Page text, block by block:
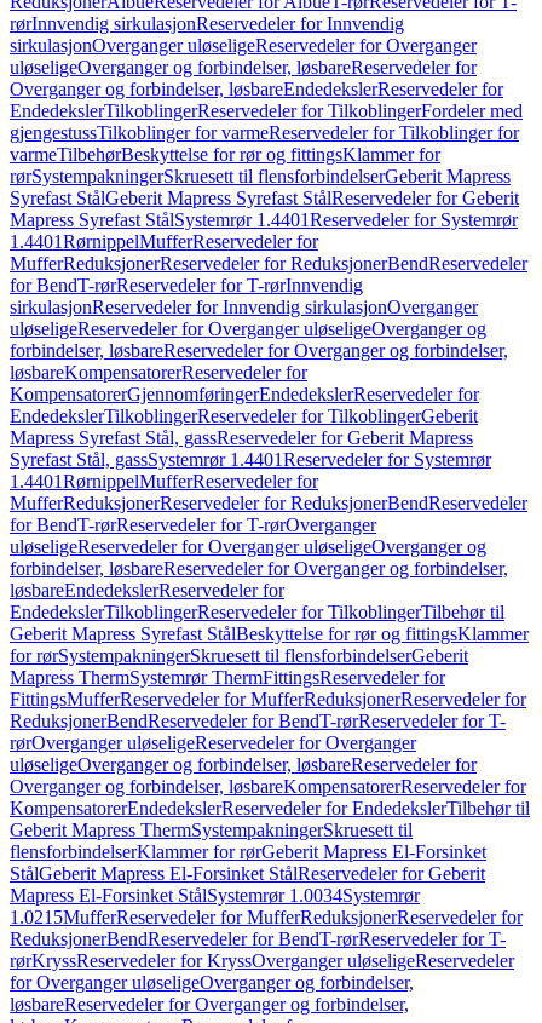
rørInnvendig sirkulasjonReservedeler for Innvendig
sirkulasjonOverganger uløseligeReservedeler for Overganger
uløseligeOverganger og forbindelser, løsbareReservedeler for
Overganger og forbindelser, løsbareEndedekslerReservedeler for
EndedekslerTilkoblingerReservedeler for TilkoblingerFordeler med
gjengestussTilkoblinger for varmeReservedeler for Tilkoblinger for
varmeTilbehørBeskyttelse for rør og fittingsKlammer for
rørSystempakningerSkruesett til flensforbindelserGeberit Mapress
Syrefast StålGeberit Mapress Syrefast StålReservedeler for Geberit
Mapress Syrefast StålSystemrør 1.4401Reservedeler for Systemrør
1.4401RørnippelMufferReservedeler for
MufferReduksjonerReservedeler for ReduksjonerBendReservedeler
for BendT-rørReservedeler for T-rørInnvendig
sirkulasjonReservedeler for Innvendig sirkulasjonOverganger
uløseligeReservedeler for Overganger uløseligeOverganger og
forbindelser, løsbareReservedeler for Overganger og forbindelser,
løsbareKompensatorerReservedeler for
KompensatorerGjennomføringerEndedekslerReservedeler for
EndedekslerTilkoblingerReservedeler for TilkoblingerGeberit
Mapress Syrefast Stål, gassReservedeler for Geberit Mapress
Syrefast Stål, gassSystemrør 1.4401Reservedeler for Systemrør
1.4401RørnippelMufferReservedeler for
MufferReduksjonerReservedeler for ReduksjonerBendReservedeler
for BendT-rørReservedeler for T-rørOverganger
uløseligeReservedeler for Overganger uløseligeOverganger og
forbindelser, løsbareReservedeler for Overganger og forbindelser,
løsbareEndedekslerReservedeler for
EndedekslerTilkoblingerReservedeler for TilkoblingerTilbehør til
Geberit Mapress Syrefast StålBeskyttelse for rør og fittingsKlammer
for rørSystempakningerSkruesett til flensforbindelserGeberit
Mapress ThermSystemrør ThermFittingsReservedeler for
FittingsMufferReservedeler for MufferReduksjonerReservedeler for
ReduksjonerBendReservedeler for BendT-rørReservedeler for T-
rørOverganger uløseligeReservedeler for Overganger
uløseligeOverganger og forbindelser, løsbareReservedeler for
Overganger og forbindelser, løsbareKompensatorerReservedeler for
KompensatorerEndedekslerReservedeler for EndedekslerTilbehør til
Geberit Mapress ThermSystempakningerSkruesett til
flensforbindelserKlammer for rørGeberit Mapress El-Forsinket
StålGeberit Mapress El-Forsinket StålReservedeler for Geberit
Mapress El-Forsinket StålSystemrør 1.0034Systemrør
1.0215MufferReservedeler for MufferReduksjonerReservedeler for
ReduksjonerBendReservedeler for BendT-rørReservedeler for T-
rørKryssReservedeler for KryssOverganger uløseligeReservedeler
for Overganger uløseligeOverganger og forbindelser,
løsbareReservedeler for Overganger og forbindelser,